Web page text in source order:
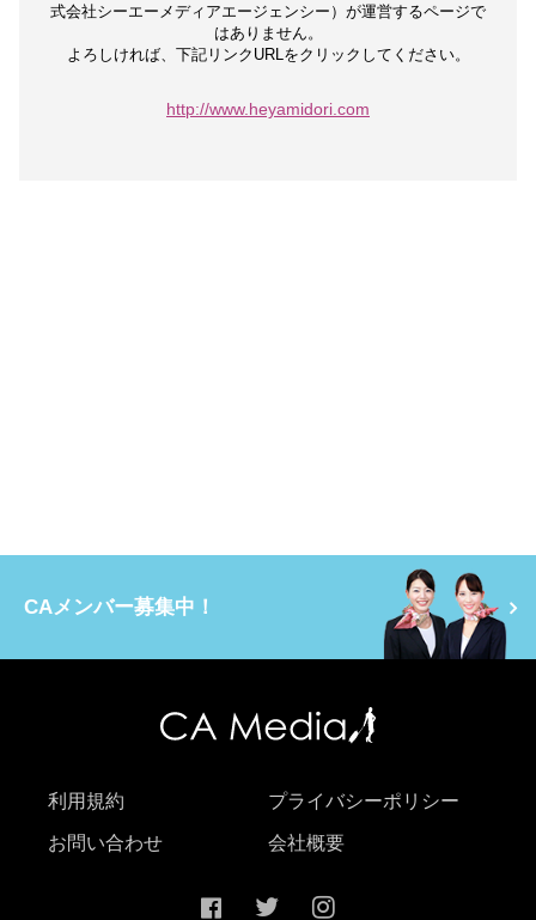
式会社シーエーメディアエージェンシー）が運営するページで
はありません。
よろしければ、下記リンクURLをクリックしてください。
http://www.heyamidori.com
CAメンバー募集中！
利用規約 プライバシーポリシー
お問い合わせ 会社概要